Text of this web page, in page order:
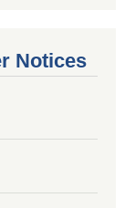
Notices